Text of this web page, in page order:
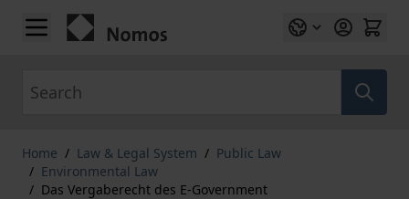
Skip to Content
Home / Law & Legal System / Public Law
/ Environmental Law
/ Das Vergaberecht des E-Government